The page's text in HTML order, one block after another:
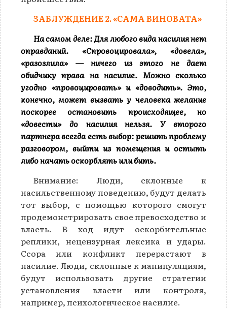
ЗАБЛУЖДЕНИЕ 2. «САМА ВИНОВАТА»
На самом деле: Для любого вида насилия нет
оправданий. «Спровоцировала», «довела»,
«разозлила» — ничего из этого не дает
обидчику права на насилие. Можно сколько
угодно «провоцировать» и «доводить». Это,
конечно, может вызвать у человека желание
поскорее остановить происходящее, но
«довести» до насилия нельзя. У второго
партнера всегда есть выбор: решить проблему
разговором, выйти из помещения и остыть
либо начать оскорблять или бить.
Внимание: Люди, склонные к
насильственному поведению, будут делать
тот выбор, с помощью которого смогут
продемонстрировать свое превосходство и
власть. В ход идут оскорбительные
реплики, нецензурная лексика и удары.
Ссора или конфликт перерастают в
насилие. Люди, склонные к манипуляциям,
будут использовать другие стратегии
установления власти или контроля,
например, психологическое насилие.